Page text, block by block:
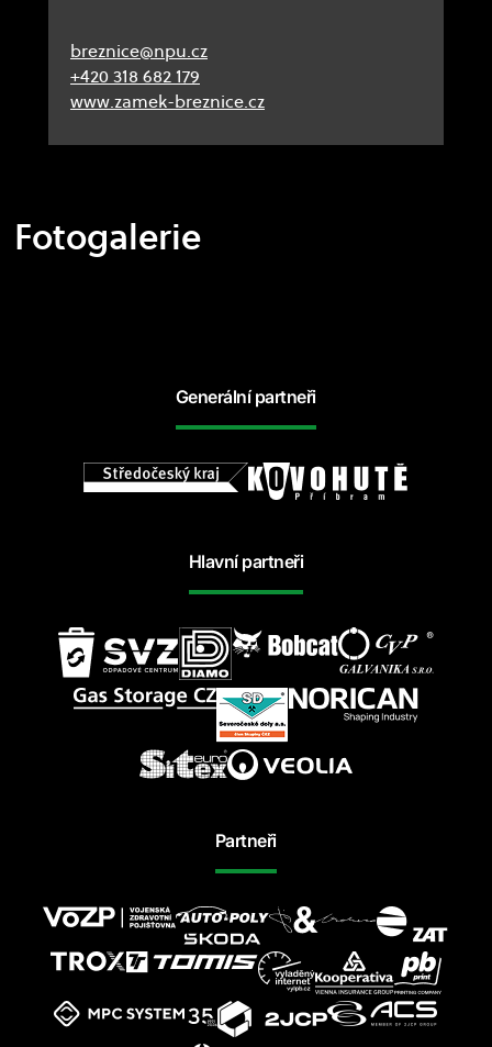
breznice@npu.cz
+420 318 682 179
www.zamek-breznice.cz
Fotogalerie
Generální partneři
Hlavní partneři
Partneři